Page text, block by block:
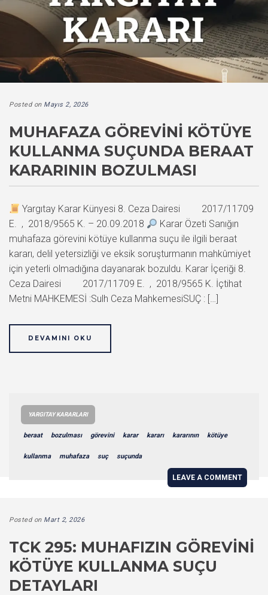
Posted on Mayıs 2, 2026
MUHAFAZA GÖREVINI KÖTÜYE
KULLANMA SUÇUNDA BERAAT
KARARININ BOZULMASI
Yargıtay Karar Künyesi 8. Ceza Dairesi 2017/11709
E. , 2018/9565 K. – 20.09.2018
Karar Özeti Sanığın
muhafaza görevini kötüye kullanma suçu ile ilgili beraat
kararı, delil yetersizliği ve eksik soruşturmanın mahkûmiyet
için yeterli olmadığına dayanarak bozuldu. Karar İçeriği 8.
Ceza Dairesi 2017/11709 E. , 2018/9565 K. İçtihat
Metni MAHKEMESİ :Sulh Ceza MahkemesiSUÇ : […]
DEVAMINI OKU
YARGITAY KARARLARI
beraat bozulması görevini karar kararı kararının kötüye
kullanma muhafaza suç suçunda
LEAVE A COMMENT
Posted on Mart 2, 2026
TCK 295: MUHAFIZIN GÖREVINI
KÖTÜYE KULLANMA SUÇU
DETAYLARI